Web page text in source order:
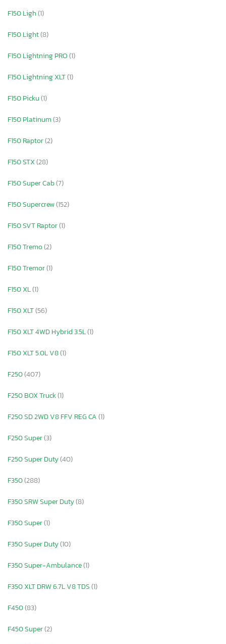
F150 Ligh(1)
F150 Light(8)
F150 Lightning PRO(1)
F150 Lightning XLT(1)
F150 Picku(1)
F150 Platinum(3)
F150 Raptor(2)
F150 STX(28)
F150 Super Cab(7)
F150 Supercrew(152)
F150 SVT Raptor(1)
F150 Tremo(2)
F150 Tremor(1)
F150 XL(1)
F150 XLT(56)
F150 XLT 4WD Hybrid 3.5L(1)
F150 XLT 5.0L V8(1)
F250(407)
F250 BOX Truck(1)
F250 SD 2WD V8 FFV REG CA(1)
F250 Super(3)
F250 Super Duty(40)
F350(288)
F350 SRW Super Duty(8)
F350 Super(1)
F350 Super Duty(10)
F350 Super-Ambulance(1)
F350 XLT DRW 6.7L V8 TDS(1)
F450(83)
F450 Super(2)